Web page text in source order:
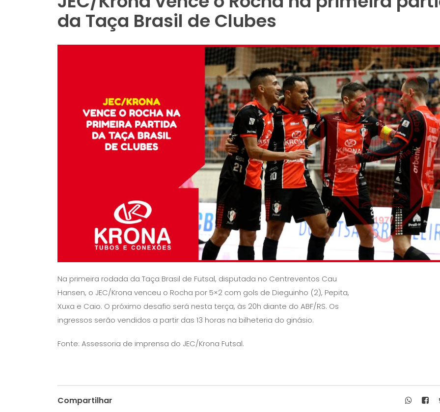
da Taça Brasil de Clubes
Na primeira rodada da Taça Brasil de Futsal, disputada no Centreventos Cau
Hansen, o JEC/Krona venceu o Rocha por 5×2 com gols de Dieguinho (2), Pepita,
Xuxa e Caio. O próximo desafio será nesta terça, às 20h diante do ABF/RS. Os
ingressos serão vendidos a partir das 13 horas na bilheteria do ginásio.
Fonte: Assessoria de imprensa do JEC/Krona Futsal.
Compartilhar